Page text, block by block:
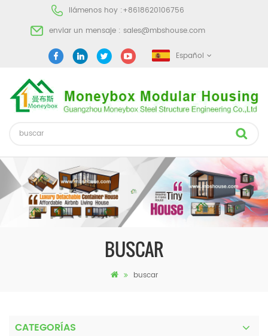
llámenos hoy :+8618620106756
enviar un mensaje : sales@mbshouse.com
Español
BUSCAR
buscar
CATEGORÍAS